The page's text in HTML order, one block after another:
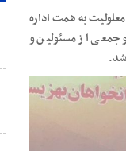
افراد دارای معلولیت به همت اداره
جمعی از مسئولین و